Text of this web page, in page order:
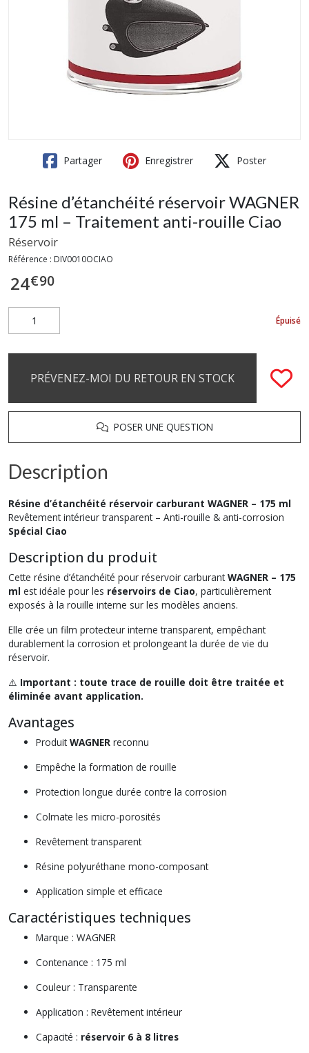
Partager Enregistrer Poster
Résine d’étanchéité réservoir WAGNER
175 ml – Traitement anti-rouille Ciao
Réservoir
Référence : DIV0010OCIAO
24€90
Épuisé
PRÉVENEZ-MOI DU RETOUR EN STOCK
POSER UNE QUESTION
Description
Résine d’étanchéité réservoir carburant WAGNER – 175 ml
Revêtement intérieur transparent – Anti-rouille & anti-corrosion
Spécial Ciao
Description du produit
Cette résine d’étanchéité pour réservoir carburantWAGNER – 175
ml est idéale pour les réservoirs de Ciao, particulièrement
exposés à la rouille interne sur les modèles anciens.
Elle crée un film protecteur interne transparent, empêchant
durablement la corrosion et prolongeant la durée de vie du
réservoir.
⚠️ Important : toute trace de rouille doit être traitée et
éliminée avant application.
Avantages
ProduitWAGNER reconnu
Empêche la formation de rouille
Protection longue durée contre la corrosion
Colmate les micro-porosités
Revêtement transparent
Résine polyuréthane mono-composant
Application simple et efficace
Caractéristiques techniques
Marque : WAGNER
Contenance : 175 ml
Couleur : Transparente
Application : Revêtement intérieur
Capacité : réservoir 6 à 8 litres